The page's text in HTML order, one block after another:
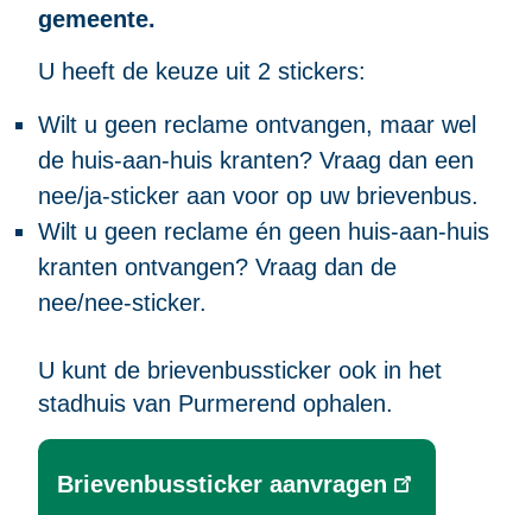
gemeente.
U heeft de keuze uit 2 stickers:
Wilt u geen reclame ontvangen, maar wel
de huis-aan-huis kranten? Vraag dan een
nee/ja-sticker aan voor op uw brievenbus.
Wilt u geen reclame én geen huis-aan-huis
kranten ontvangen? Vraag dan de
nee/nee-sticker.
U kunt de brievenbussticker ook in het
stadhuis van Purmerend ophalen.
Brievenbussticker aanvragen